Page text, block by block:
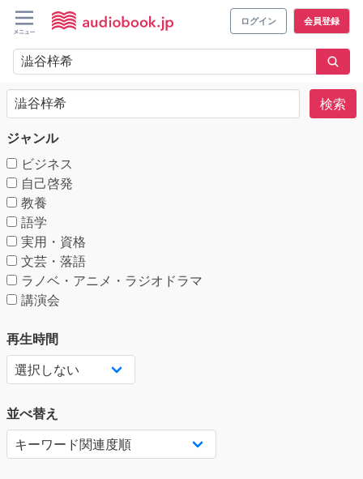
ログイン 会員登録
検索
ジャンル
ビジネス
自己啓発
教養
語学
実用・資格
文芸・落語
ラノベ・アニメ・ラジオドラマ
講演会
再生時間
並べ替え